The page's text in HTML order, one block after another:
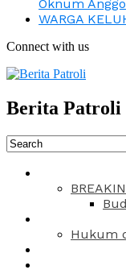
Oknum
WARGA
Connect with us
Berita Patroli
Hukum